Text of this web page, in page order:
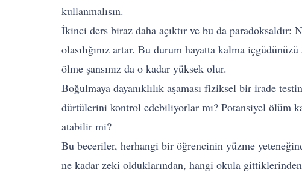
kullanmalısın.
İkinci ders biraz daha açıktır ve bu da paradoksaldır:
olasılığınız artar. Bu durum hayatta kalma
ölme şansınız da o kadar yüksek olur.
Boğulmaya dayanıklılık aşaması fiziksel bir irade
dürtülerini kontrol edebiliyorlar mı? Potansiyel ölüm
atabilir mi?
Bu beceriler, herhangi bir öğrencinin yüzme
ne kadar zeki olduklarından, hangi okula